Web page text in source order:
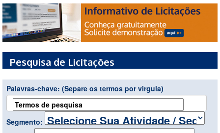
Pesquisa de Licitações
Palavras-chave: (Separe os termos por virgula)
Segmento: